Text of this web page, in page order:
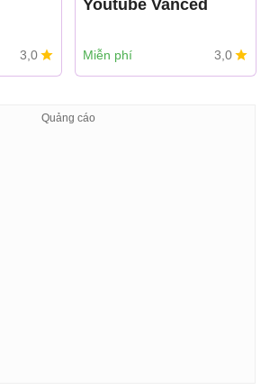
3,0
Youtube Vanced
Miễn phí 3,0